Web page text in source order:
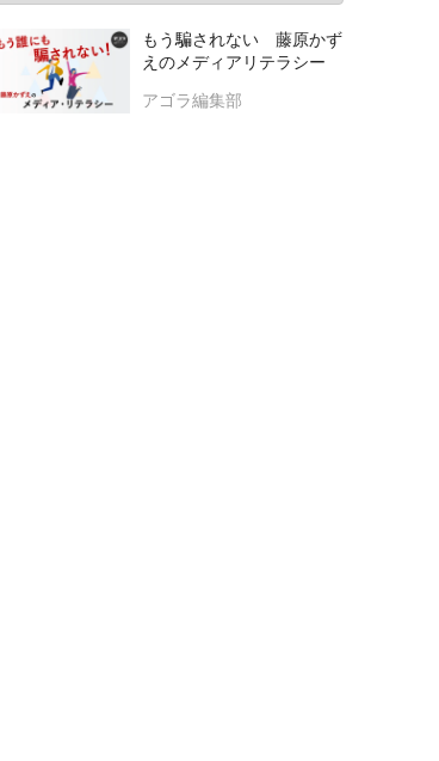
もう騙されない 藤原かず
えのメディアリテラシー
アゴラ編集部